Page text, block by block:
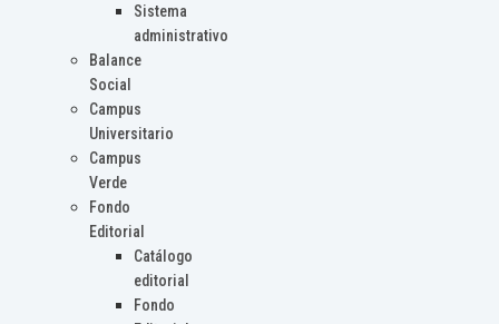
Sistema
administrativo
Balance
Social
Campus
Universitario
Campus
Verde
Fondo
Editorial
Catálogo
editorial
Fondo